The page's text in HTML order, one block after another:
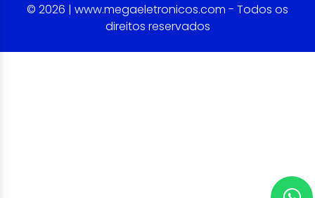
© 2026 | www.megaeletronicos.com - Todos os
direitos reservados